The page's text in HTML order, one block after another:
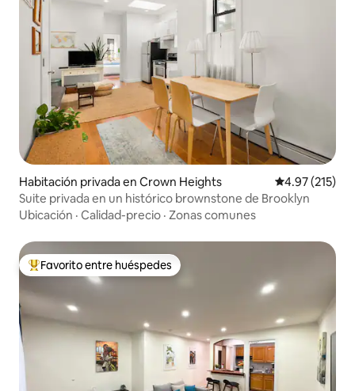
Habitación privada en Crown Heights Calificación
4.97 (215)
Suite privada en un histórico brownstone de Brooklyn
Ubicación · Calidad-precio · Zonas comunes
Favorito entre huéspedes preferido
Favorito entre huéspedes